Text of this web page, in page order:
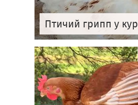
Птичий грипп у кур